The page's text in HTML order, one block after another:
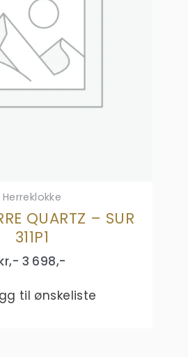
Herreklokke
QUARTZ – SUR
311P1
3 698,-
til ønskeliste